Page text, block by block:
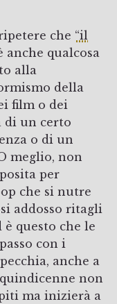
che “il
anche qualcosa
alla
della
film o dei
di un certo
o di un
meglio, non
per
che si nutre
addosso ritagli
questo che le
con i
anche a
non
ma inizierà a